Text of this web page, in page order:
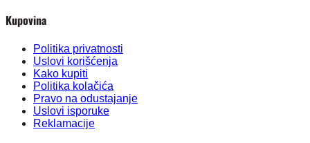
Kupovina
Politika privatnosti
Uslovi korišćenja
Kako kupiti
Politika kolačića
Pravo na odustajanje
Uslovi isporuke
Reklamacije